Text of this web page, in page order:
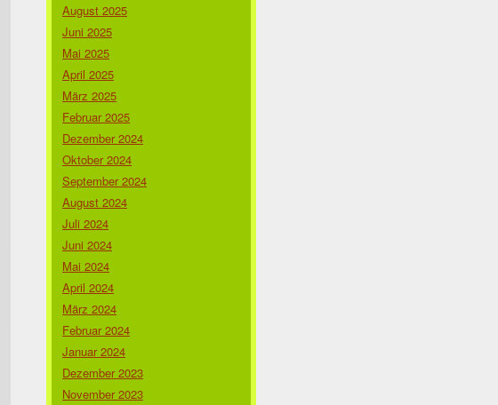
August 2025
Juni 2025
Mai 2025
April 2025
März 2025
Februar 2025
Dezember 2024
Oktober 2024
September 2024
August 2024
Juli 2024
Juni 2024
Mai 2024
April 2024
März 2024
Februar 2024
Januar 2024
Dezember 2023
November 2023